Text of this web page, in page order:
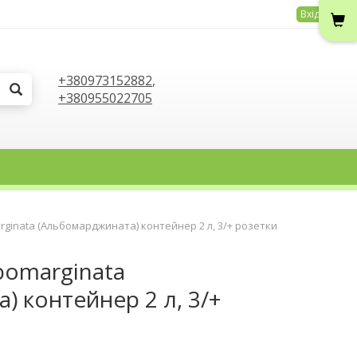
Вхід
+380973152882,
+380955022705
(Альбомарджината) контейнер 2 л, 3/+ розетки
контейнер 2 л, 3/+